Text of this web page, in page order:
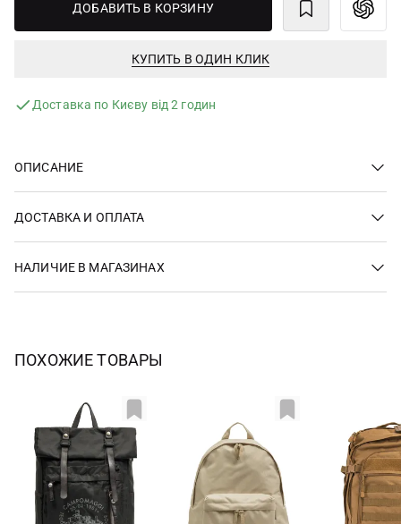
ДОБАВИТЬ В КОРЗИНУ
КУПИТЬ В ОДИН КЛИК
Доставка по Києву від 2 годин
ОПИСАНИЕ
ДОСТАВКА И ОПЛАТА
НАЛИЧИЕ В МАГАЗИНАХ
ПОХОЖИЕ ТОВАРЫ